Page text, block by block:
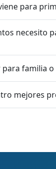
para
necesito
para familia
mejores